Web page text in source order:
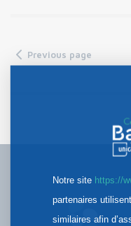
Previous page
Notre site https://
partenaires
similaires afin